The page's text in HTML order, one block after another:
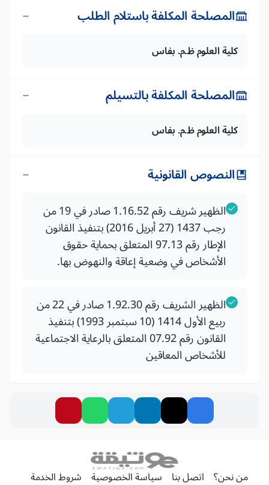
المصلحة المكلفة باستلام الطلب
كلية العلوم ظ.م. بفاس
المصلحة المكلفة بالتسيلم
كلية العلوم ظ.م. بفاس
النصوص القانونية
الظهير شريف رقم 1.16.52 صادر في 19 من
رجب 1437 (27 أبريل 2016) بتنفيذ القانون
الإطار رقم 97.13 المتعلق بحماية حقوق
الأشخاص في وضعية إعاقة والنهوض بها.
الظهير الشريف رقم 1.92.30 صادر في 22 من
ربيع الأول 1414 (10 سبتمبر 1993) بتنفيذ
القانون رقم 07.92 المتعلق بالرعاية الاجتماعية
للأشخاص المعاقين
من نحن؟ اتصل بنا سياسة الخصوصية شروط الخدمة